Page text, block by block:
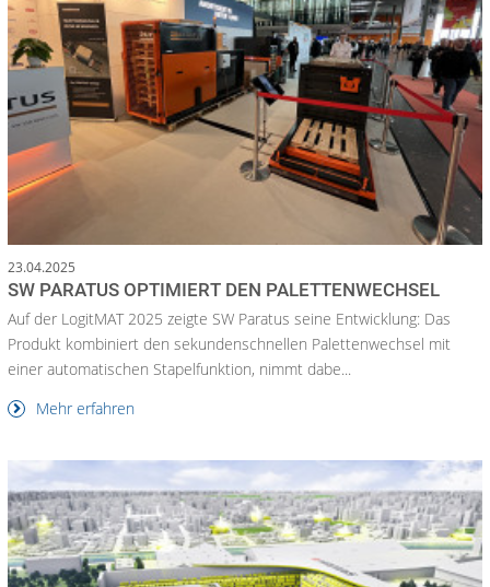
23.04.2025
SW PARATUS OPTIMIERT DEN PALETTENWECHSEL
Auf der LogitMAT 2025 zeigte SW Paratus seine Entwicklung: Das
Produkt kombiniert den sekundenschnellen Palettenwechsel mit
einer automatischen Stapelfunktion, nimmt dabe...
Mehr erfahren